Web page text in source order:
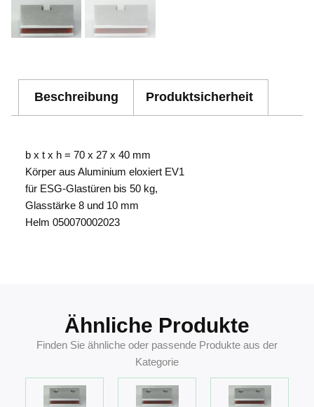
Beschreibung Produktsicherheit
b x t x h = 70 x 27 x 40 mm
Körper aus Aluminium eloxiert EV1
für ESG-Glastüren bis 50 kg,
Glasstärke 8 und 10 mm
Helm 050070002023
Ähnliche Produkte
Finden Sie ähnliche oder passende Produkte aus der
Kategorie